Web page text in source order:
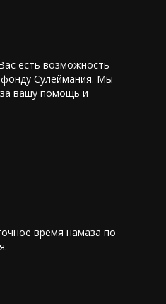
есть возможность
Сулеймания. Мы
вашу помощь и
время намаза по